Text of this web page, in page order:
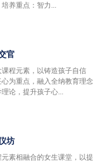
养重点：智力...
官
程元素，以铸造孩子自信
为重点，融入全纳教育理念
论，提升孩子心...
坊
素相融合的女生课堂，以提